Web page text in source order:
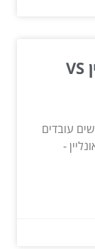
חיפוש עובדים בחינם – אונליין VS
עובדים
-